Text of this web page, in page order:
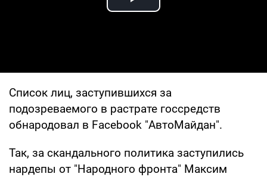
Play Video
Список лиц, заступившихся за
подозреваемого в растрате госсредств
обнародовал в Facebook "АвтоМайдан".
Так, за скандального политика заступились
нардепы от "Народного фронта" Максим